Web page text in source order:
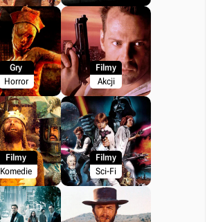
Gry
Horror
Filmy
Akcji
Filmy
Komedie
Filmy
Sci-Fi